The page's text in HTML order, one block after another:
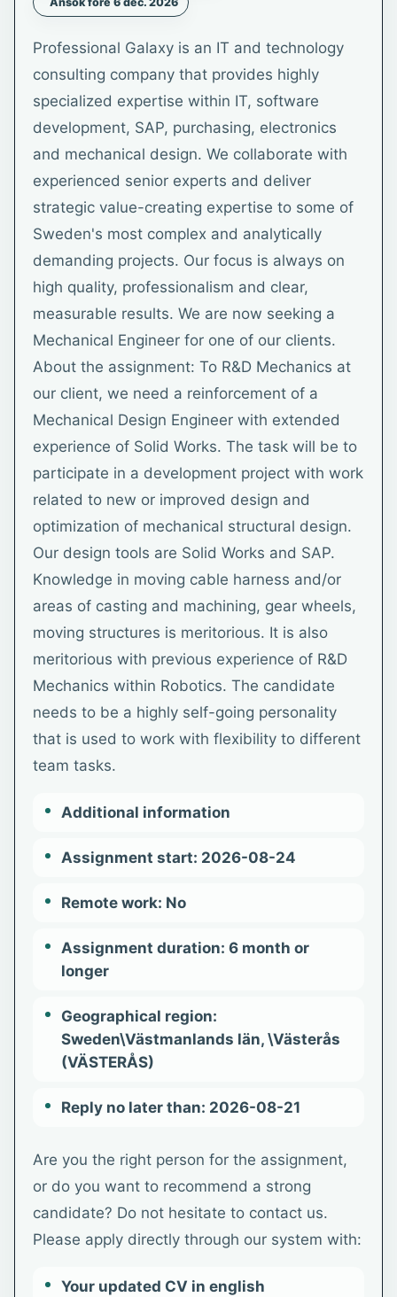
Professional Galaxy is an IT and technology
consulting company that provides highly
specialized expertise within IT, software
development, SAP, purchasing, electronics
and mechanical design. We collaborate with
experienced senior experts and deliver
strategic value-creating expertise to some of
Sweden's most complex and analytically
demanding projects. Our focus is always on
high quality, professionalism and clear,
measurable results. We are now seeking a
Mechanical Engineer for one of our clients.
About the assignment: To R&D Mechanics at
our client, we need a reinforcement of a
Mechanical Design Engineer with extended
experience of Solid Works. The task will be to
participate in a development project with work
related to new or improved design and
optimization of mechanical structural design.
Our design tools are Solid Works and SAP.
Knowledge in moving cable harness and/or
areas of casting and machining, gear wheels,
moving structures is meritorious. It is also
meritorious with previous experience of R&D
Mechanics within Robotics. The candidate
needs to be a highly self-going personality
that is used to work with flexibility to different
team tasks.
Additional information
Assignment start: 2026-08-24
Remote work: No
Assignment duration: 6 month or
longer
Geographical region:
Sweden\Västmanlands län, \Västerås
(VÄSTERÅS)
Reply no later than: 2026-08-21
Are you the right person for the assignment,
or do you want to recommend a strong
candidate? Do not hesitate to contact us.
Please apply directly through our system with:
Your updated CV in english